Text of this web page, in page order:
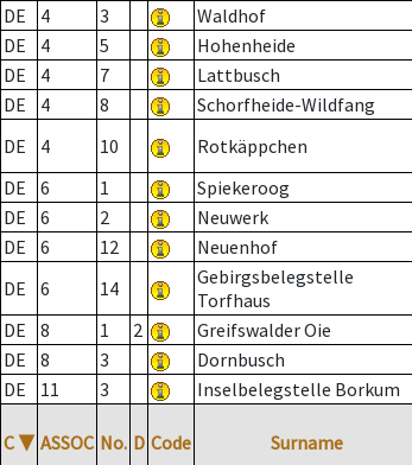
DE
4 3 Waldhof
DE
4 5 Hohenheide
DE
4 7 Lattbusch
DE
4 8 Schorfheide-Wildfang
DE
4 10 Rotkäppchen
DE
6 1 Spiekeroog
DE
6 2 Neuwerk
DE
6 12 Neuenhof
DE
6 14
Gebirgsbelegstelle
Torfhaus
DE
8 1 2 Greifswalder Oie
DE
8 3 Dornbusch
DE
11 3 Inselbelegstelle Borkum
C ▼ ASSOC No. D Code Surname